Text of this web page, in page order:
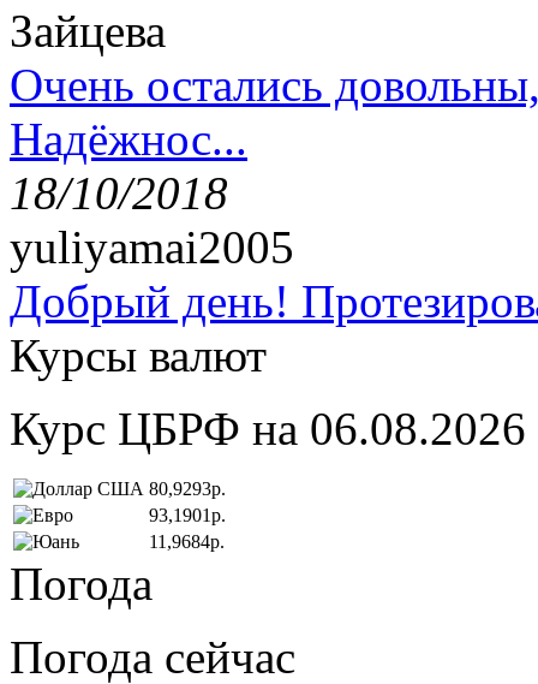
Зайцева
Очень остались
Надёжнос...
18/10/2018
yuliyamai2005
Добрый день!
Курсы валют
Курс ЦБРФ на 06.08.2026
80,9293р.
93,1901р.
11,9684р.
Погода
Погода сейчас